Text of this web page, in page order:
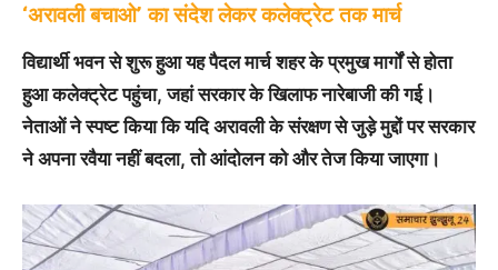
‘अरावली बचाओ’ का संदेश लेकर कलेक्ट्रेट तक मार्च
विद्यार्थी भवन से शुरू हुआ यह पैदल मार्च शहर के प्रमुख मार्गों से होता
हुआ कलेक्ट्रेट पहुंचा, जहां सरकार के खिलाफ नारेबाजी की गई।
नेताओं ने स्पष्ट किया कि यदि अरावली के संरक्षण से जुड़े मुद्दों पर सरकार
ने अपना रवैया नहीं बदला, तो आंदोलन को और तेज किया जाएगा।